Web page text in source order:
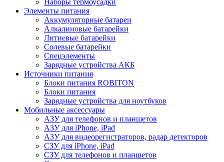
Наборы термоусадки
Элементы питания
Аккумуляторные батареи
Алкалиновые батарейки
Литиевые батарейки
Солевые батарейки
Спецэлементы
Зарядные устройства АКБ
Источники питания
Блоки питания ROBITON
Блоки питания
Зарядные устройства для ноутбуков
Мобильные аксессуары
АЗУ для телефонов и планшетов
АЗУ для iPhone, iPad
АЗУ для видеорегистраторов, радар детекторов
СЗУ для iPhone, iPad
СЗУ для телефонов и планшетов